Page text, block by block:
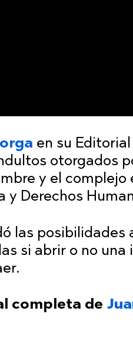
en su
otorgados
y el complejo
y Derechos
las posibilidades
si abrir o no
completa de